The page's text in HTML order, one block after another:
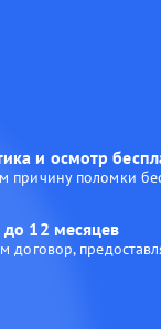
и осмотр
причину поломки
до 12 месяцев
договор,